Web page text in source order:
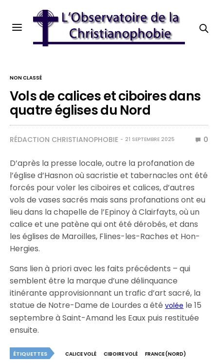
NON CLASSÉ
Vols de calices et ciboires dans
quatre églises du Nord
RÉDACTION CHRISTIANOPHOBIE 21 SEPTEMBRE 2025 0
D’après la presse locale, outre la profanation de
l’église d’Hasnon où sacristie et tabernacles ont été
forcés pour voler les ciboires et calices, d’autres
vols de vases sacrés mais sans profanations ont eu
lieu dans la chapelle de l’Epinoy à Clairfayts, où un
calice et une patène qui ont été dérobés, et dans
les églises de Maroilles, Flines-les-Raches et Hon-
Hergies.
Sans lien à priori avec les faits précédents – qui
semblent être la marque d’une délinquance
itinérante approvisionnant un trafic d’art sacré, la
statue de Notre-Dame de Lourdes a étévolée le 15
septembre à Saint-Amand les Eaux puis restituée
ensuite.
ÉTIQUETTES CALICE VOLÉ CIBOIRE VOLÉ
FRANCE (NORD)